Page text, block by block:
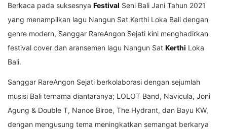
Berkaca pada suksesnya Festival Seni Bali Jani Tahun 2021
yang menampilkan lagu Nangun Sat Kerthi Loka Bali dengan
genre modern, Sanggar RareAngon Sejati kini menghadirkan
festival cover dan aransemen lagu Nangun Sat Kerthi Loka
Bali.
Sanggar RareAngon Sejati berkolaborasi dengan sejumlah
musisi Bali ternama diantaranya; LOLOT Band, Navicula, Joni
Agung & Double T, Nanoe Biroe, The Hydrant, dan Bayu KW,
dengan mengusung tema meningkatkan semangat berkarya